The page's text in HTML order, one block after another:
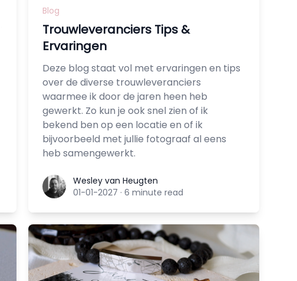
Blog
Trouwleveranciers Tips &
Ervaringen
Deze blog staat vol met ervaringen en tips
over de diverse trouwleveranciers
waarmee ik door de jaren heen heb
gewerkt. Zo kun je ook snel zien of ik
bekend ben op een locatie en of ik
bijvoorbeeld met jullie fotograaf al eens
heb samengewerkt.
Wesley van Heugten
Wesley van Heugten
01-01-2027 · 6 minute read